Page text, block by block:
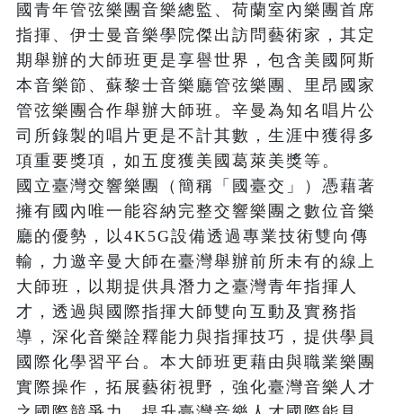
國青年管弦樂團音樂總監、荷蘭室內樂團首席
指揮、伊士曼音樂學院傑出訪問藝術家，其定
期舉辦的大師班更是享譽世界，包含美國阿斯
本音樂節、蘇黎士音樂廳管弦樂團、里昂國家
管弦樂團合作舉辦大師班。辛曼為知名唱片公
司所錄製的唱片更是不計其數，生涯中獲得多
項重要獎項，如五度獲美國葛萊美獎等。
國立臺灣交響樂團（簡稱「國臺交」）憑藉著
擁有國內唯一能容納完整交響樂團之數位音樂
廳的優勢，以4K5G設備透過專業技術雙向傳
輸，力邀辛曼大師在臺灣舉辦前所未有的線上
大師班，以期提供具潛力之臺灣青年指揮人
才，透過與國際指揮大師雙向互動及實務指
導，深化音樂詮釋能力與指揮技巧，提供學員
國際化學習平台。本大師班更藉由與職業樂團
實際操作，拓展藝術視野，強化臺灣音樂人才